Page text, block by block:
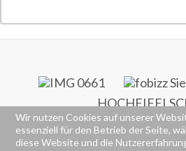
RS+ & FOS
Alte Poststraße
53518 Adenau
Wir nutzen Cookies auf unserer
essenziell für den Betrieb der Seite,
diese Website und die